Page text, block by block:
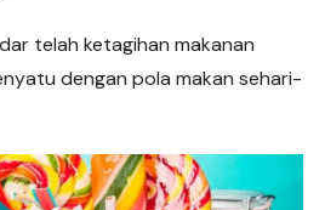
telah ketagihan makanan
dengan pola makan sehari-